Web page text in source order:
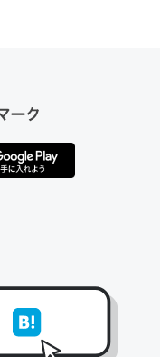
と僕。ITツール導入で
by LIFULL介護
考：
2019/05/15/1805
と僕。ITツール導入で